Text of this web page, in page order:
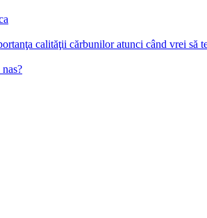
calităţii cărbunilor atunci când vrei să